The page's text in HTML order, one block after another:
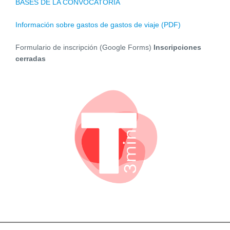
BASES DE LA CONVOCATORIA
Información sobre gastos de gastos de viaje (PDF)
Formulario de inscripción (Google Forms) Inscripciones
cerradas